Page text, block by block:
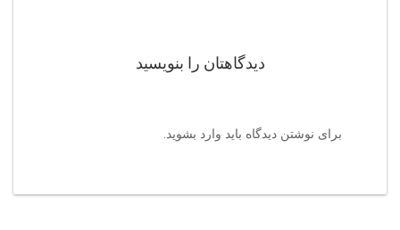
دیدگاهتان را بنویسید
برای نوشتن دیدگاه باید وارد بشوید.